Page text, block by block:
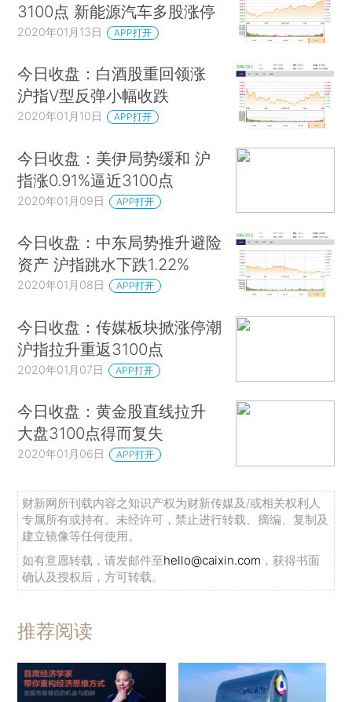
3100点 新能源汽车多股涨停
2020年01月13日 APP打开
今日收盘：白酒股重回领涨
沪指V型反弹小幅收跌
2020年01月10日 APP打开
今日收盘：美伊局势缓和 沪
指涨0.91%逼近3100点
2020年01月09日 APP打开
今日收盘：中东局势推升避险
资产 沪指跳水下跌1.22%
2020年01月08日 APP打开
今日收盘：传媒板块掀涨停潮
沪指拉升重返3100点
2020年01月07日 APP打开
今日收盘：黄金股直线拉升
大盘3100点得而复失
2020年01月06日 APP打开
财新网所刊载内容之知识产权为财新传媒及/或相关权利人
专属所有或持有。未经许可，禁止进行转载、摘编、复制及
建立镜像等任何使用。
如有意愿转载，请发邮件至hello@caixin.com ，获得书面
确认及授权后，方可转载。
推荐阅读